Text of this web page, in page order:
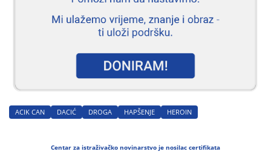
ACIK CAN DACIĆ DROGA HAPŠENJE HEROIN
Centar za istraživačko novinarstvo je nosilac certifikata